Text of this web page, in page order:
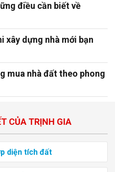
điều cần biết về
xây dựng nhà mới bạn
mua nhà đất theo phong
CỦA TRỊNH GIA
diện tích đất